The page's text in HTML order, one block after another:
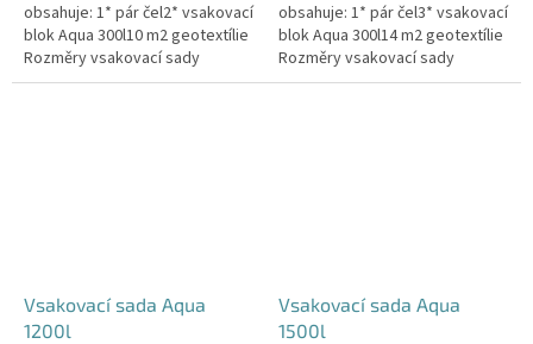
obsahuje: 1* pár čel2* vsakovací
blok Aqua 300l10 m2 geotextílie
Rozměry vsakovací sady
240x80x52 cm Nesedí vám
obsahuje: 1* pár čel3* vsakovací
blok Aqua 300l14 m2 geotextílie
Rozměry vsakovací sady
360x80x52 cm Nesedí vám
Vsakovací sada Aqua
1200l
Vsakovací sada Aqua
1500l